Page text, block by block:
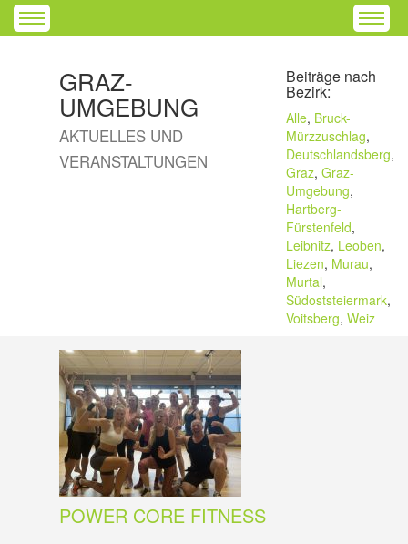
GRAZ-
UMGEBUNG
AKTUELLES UND
VERANSTALTUNGEN
Beiträge nach
Bezirk:
Alle, Bruck-
Mürzzuschlag,
Deutschlandsberg,
Graz, Graz-
Umgebung,
Hartberg-
Fürstenfeld,
Leibnitz, Leoben,
Liezen, Murau,
Murtal,
Südoststeiermark,
Voitsberg, Weiz
POWER CORE FITNESS